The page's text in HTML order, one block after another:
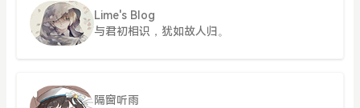
Lime's Blog
与君初相识，犹如故人归。
隔窗听雨